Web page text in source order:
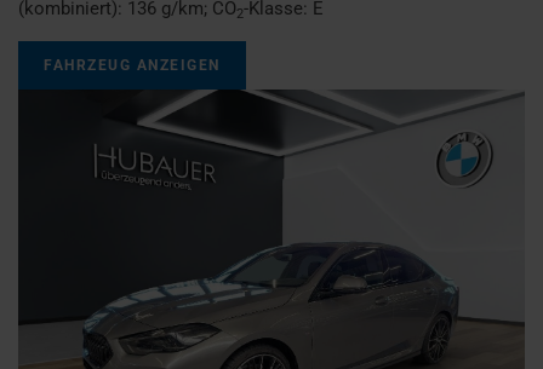
(kombiniert): 136 g/km; CO2-Klasse: E
FAHRZEUG ANZEIGEN